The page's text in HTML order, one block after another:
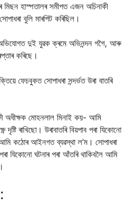
মিছন হাস্পতালৰ সমীপত এজন অচিনাকী
বুলি মাৰপিট কৰিছিল।
দুই যুৱক ক্ৰমে অভিনন্দন গগৈ, আৰু
কৰিছে।
ফেচবুকত সোপাধৰা সন্দৰ্ভত উৰা বাতৰি
অধীক্ষক মোহনলাল মিনাই কয়- আমি
দৃষ্টি ৰাখিছো। উৰাবাতৰি বিয়পাব পৰা যিকোনো
আমি কঠোৰ আইনগত ব্যৱস্থা ল’ম। সোপাধৰা
পৰা যিকোনো ঘটনাৰ পৰা আঁতৰি থাকিবলৈ আমি